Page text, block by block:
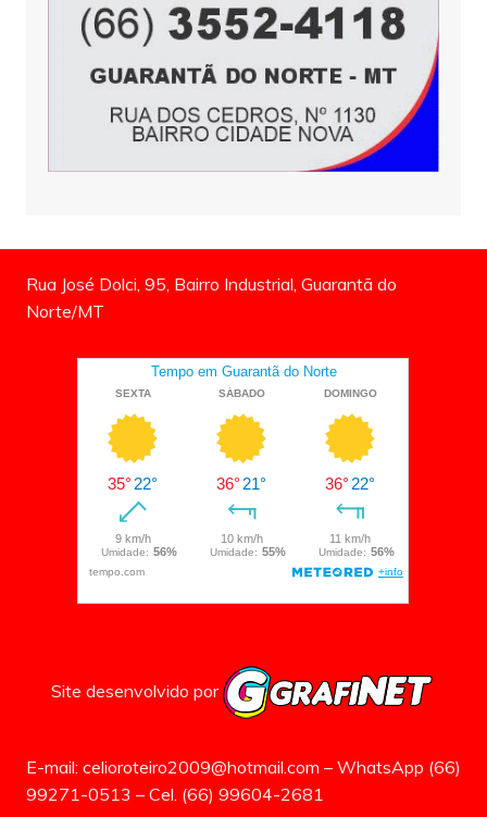
Rua José Dolci, 95, Bairro Industrial, Guarantã do
Norte/MT
Site desenvolvido por
E-mail: celioroteiro2009@hotmail.com – WhatsApp (66)
99271-0513 – Cel. (66) 99604-2681